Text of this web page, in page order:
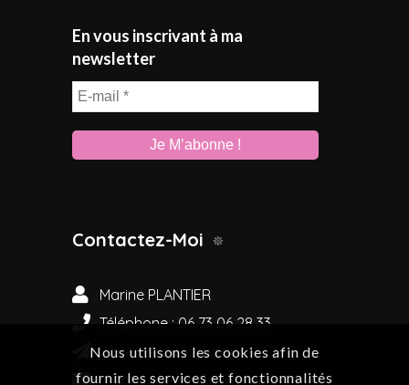
En vous inscrivant à ma
newsletter
E-
mail
*
Contactez-Moi
Marine PLANTIER
Téléphone : 06 73 06 28 33
Sainte-Anne-d'Auray
marine.plantier56@gmail.com
Nous utilisons les cookies afin de
fournir les services et fonctionnalités